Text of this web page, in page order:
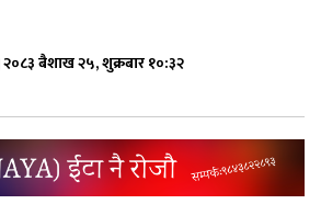
२०८३ बैशाख २५, शुक्रबार १०:३२